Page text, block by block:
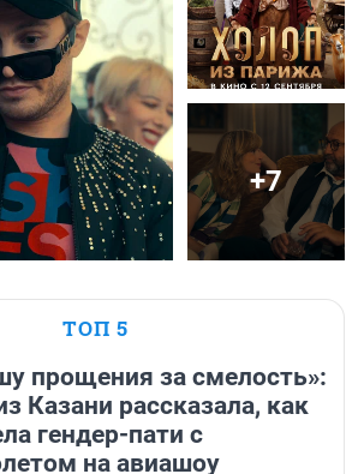
+7
ТОП 5
прощения за смелость»:
Казани рассказала, как
гендер-пати с
на авиашоу